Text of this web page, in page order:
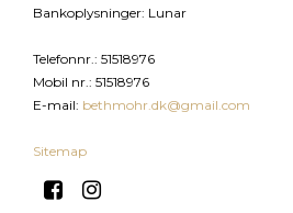
Bankoplysninger: Lunar
Telefonnr.: 51518976
Mobil nr.: 51518976
E-mail: bethmohr.dk@gmail.com
Sitemap